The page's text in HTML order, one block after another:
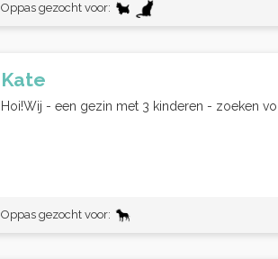
Oppas gezocht voor:
Kate
Hoi!Wij - een gezin met 3 kinderen - zoeken
Oppas gezocht voor: